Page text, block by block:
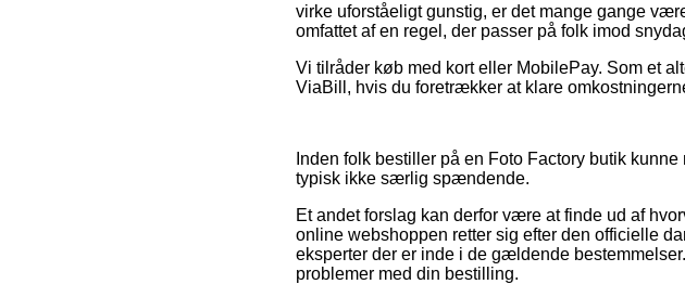
virke uforståeligt gunstig, er det mange gange
omfattet af en regel, der passer på folk imod
Vi tilråder køb med kort eller MobilePay. Som et
ViaBill, hvis du foretrækker at klare
Inden folk bestiller på en Foto Factory butik
typisk ikke særlig spændende.
Et andet forslag kan derfor være at finde ud af
online webshoppen retter sig efter den officielle
eksperter der er inde i de gældende
problemer med din bestilling.